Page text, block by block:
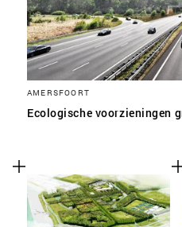
AMERSFOORT
Ecologische voorzieningen